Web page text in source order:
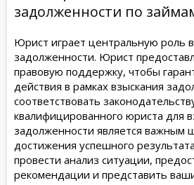
задолженности по
Юрист играет центральную роль
задолженности. Юрист
правовую поддержку, чтобы
действия в рамках взыскания
соответствовать
квалифицированного юриста для
задолженности является важным
достижения успешного
провести анализ ситуации,
рекомендации и представить